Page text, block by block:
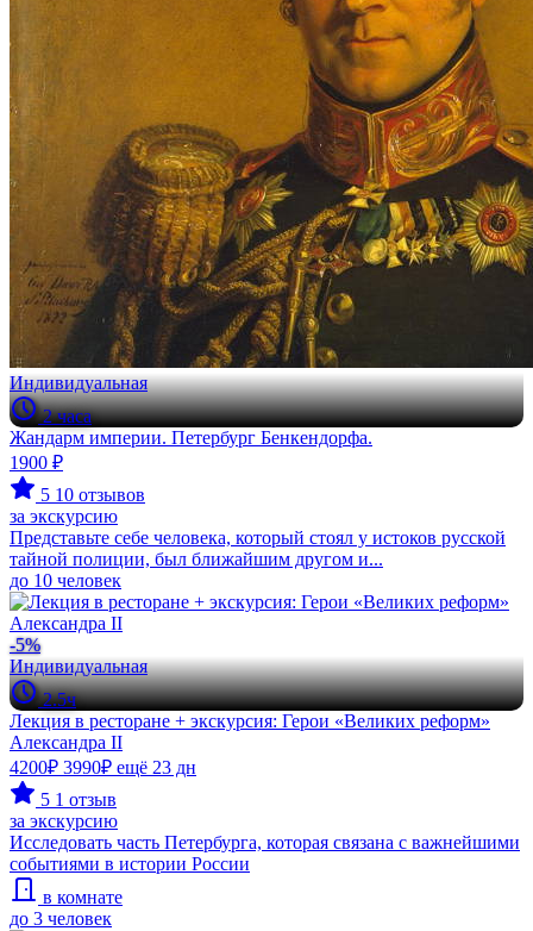
Индивидуальная
2 часа
Жандарм империи. Петербург Бенкендорфа.
1900 ₽
5 10 отзывов
за экскурсию
Представьте себе человека, который стоял у истоков русской
тайной полиции, был ближайшим другом и...
до 10 человек
-5%
Индивидуальная
2.5ч
Лекция в ресторане + экскурсия: Герои «Великих реформ»
Александра II
4200₽ 3990₽ ещё 23 дн
5 1 отзыв
за экскурсию
Исследовать часть Петербурга, которая связана с важнейшими
событиями в истории России
в комнате
до 3 человек